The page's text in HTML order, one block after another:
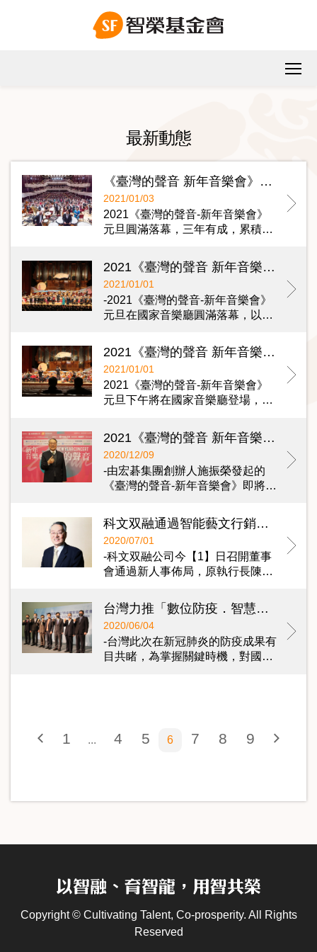
最新動態
《臺灣的聲音 新年音樂會》三年有成 施振榮：盼日後與維也納新年音樂會齊名
2021/01/03
2021《臺灣的聲音-新年音樂會》
元旦圓滿落幕，三年有成，累積…
2021《臺灣的聲音 新年音樂會》圓滿落幕 施振榮：讓台灣的庶民音樂會傳揚四海，感動全球華人
2021/01/01
-2021《臺灣的聲音-新年音樂會》
元旦在國家音樂廳圓滿落幕，以…
2021《臺灣的聲音 新年音樂會》元旦全球直播 新年音樂會總製作人施振榮：要讓台灣人以台灣經典音樂為榮
2021/01/01
2021《臺灣的聲音-新年音樂會》
元旦下午將在國家音樂廳登場，…
2021《臺灣的聲音 新年音樂會》元旦登場 施振榮：以台灣經典音樂讓世界聽見台灣
2020/12/09
-由宏碁集團創辦人施振榮發起的
《臺灣的聲音-新年音樂會》即將…
科文双融通過智能藝文行銷平台、科技藝文場域、內容製作三大投資案
2020/07/01
-科文双融公司今【1】日召開董事
會通過新人事佈局，原執行長陳…
台灣力推「數位防疫．智慧醫療」，施振榮、張鴻仁發起成立「數位防疫產業大聯盟」
2020/06/04
-台灣此次在新冠肺炎的防疫成果有
目共睹，為掌握關鍵時機，對國…
1 4 5 6 7 8 9
Copyright © Cultivating Talent, Co-prosperity. All Rights
Reserved